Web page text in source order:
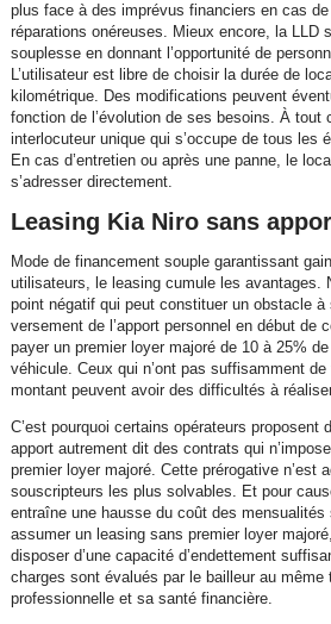
plus face à des imprévus financiers en cas
réparations onéreuses. Mieux encore, la LLD
souplesse en donnant l’opportunité de
L’utilisateur est libre de choisir la durée de
kilométrique. Des modifications peuvent
fonction de l’évolution de ses besoins. À tout
interlocuteur unique qui s’occupe de tous les
En cas d’entretien ou après une panne, le
s’adresser directement.
Leasing Kia Niro sans
Mode de financement souple garantissant
utilisateurs, le leasing cumule les avantages.
point négatif qui peut constituer un obstacle
versement de l’apport personnel en début de
payer un premier loyer majoré de 10 à 25%
véhicule. Ceux qui n’ont pas suffisamment
montant peuvent avoir des difficultés à
C’est pourquoi certains opérateurs proposent
apport autrement dit des contrats qui
premier loyer majoré. Cette prérogative n’est
souscripteurs les plus solvables. Et pour
entraîne une hausse du coût des
assumer un leasing sans premier loyer
disposer d’une capacité d’endettement
charges sont évalués par le bailleur au
professionnelle et sa santé financière.